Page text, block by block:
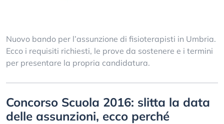
Nuovo bando per l’assunzione di fisioterapisti in Umbria.
Ecco i requisiti richiesti, le prove da sostenere e i termini
per presentare la propria candidatura.
Concorso Scuola 2016: slitta la data
delle assunzioni, ecco perché